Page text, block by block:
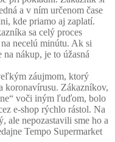
a v ním určenom čase
kde priamo aj zaplatí.
sa celý proces
necelú minútu. Ak si
nákup, je to úžasná
záujmom, ktorý
koronavírusu. Zákazníkov,
voči iným ľuďom, bolo
e-shop rýchlo rástol. Na
ale nepozastavili sme ho a
Tempo Supermarket